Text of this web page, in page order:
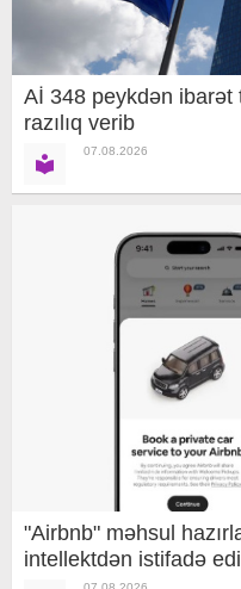
Aİ 348 peykdən
razılıq verib
07.08.2026
"Airbnb" məhsul
intellektdən istifadə